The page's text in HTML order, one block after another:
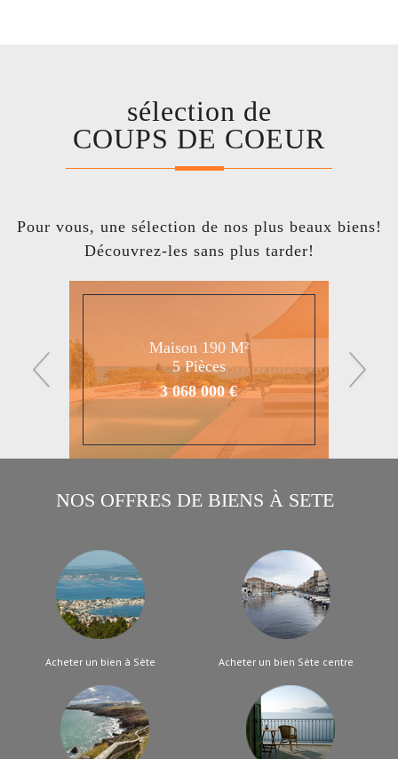
sélection de
COUPS DE COEUR
Pour vous, une sélection de nos plus beaux biens!
Découvrez-les sans plus tarder!
Maison 190 M²
5 Pièces
3 068 000 €
Maison 188.03 M²
5 Pièces
1 330 000 €
NOS OFFRES DE BIENS À SETE
Acheter un bien à Sète Acheter un bien Sète centre